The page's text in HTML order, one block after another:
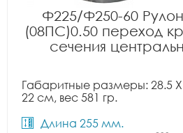
Ф225/Ф250-60
(08ПС)0.50 переход
сечения
Габаритные размеры: 28.5 X
22 см, вес 581 гр.
Длина 255 мм.